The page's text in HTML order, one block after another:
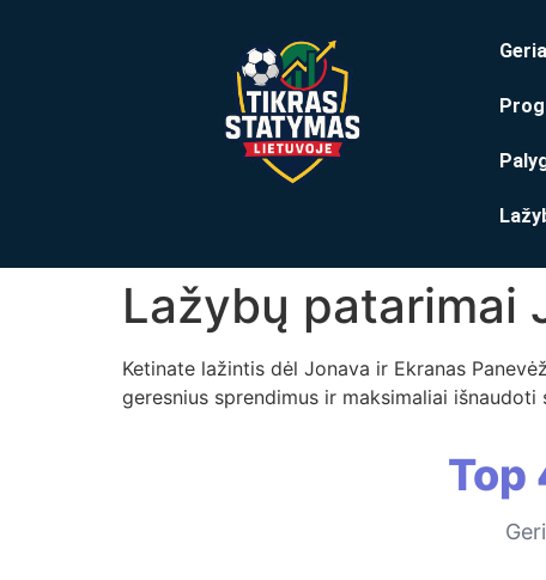
Lažybų patarimai
Ketinate lažintis dėl Jonava ir Ekranas
geresnius sprendimus ir maksimaliai
Top